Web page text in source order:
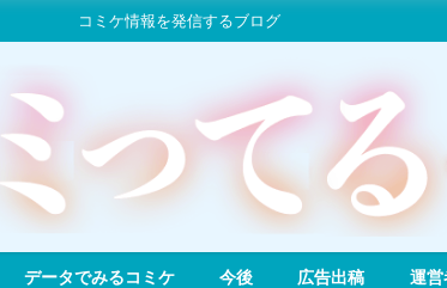
コミケ情報を発信するブログ
データでみるコミケ 今後 広告出稿 運営